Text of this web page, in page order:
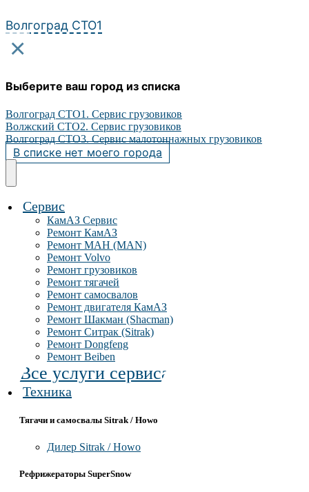
к
содержимому
Волгоград СТО1
×
Выберите ваш город из списка
Волгоград СТО1. Сервис грузовиков
Волжский СТО2. Сервис грузовиков
Волгоград СТО3. Сервис малотоннажных грузовиков
В списке нет моего города
Сервис
КамАЗ Сервис
Ремонт КамАЗ
Ремонт МАН (MAN)
Ремонт Volvo
Ремонт грузовиков
Ремонт тягачей
Ремонт самосвалов
Ремонт двигателя КамАЗ
Ремонт Шакман (Shacman)
Ремонт Ситрак (Sitrak)
Ремонт Dongfeng
Ремонт Beiben
Все услуги сервиса
Техника
Тягачи и самосвалы Sitrak / Howo
Дилер Sitrak / Howo
Рефрижераторы SuperSnow